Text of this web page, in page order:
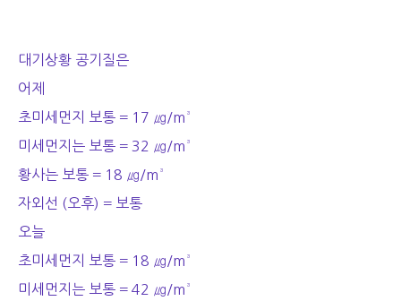
대기상황 공기질은
어제
초미세먼지 보통 = 17 ㎍/m³
미세먼지는 보통 = 32 ㎍/m³
황사는 보통 = 18 ㎍/m³
자외선 (오후) = 보통
오늘
초미세먼지 보통 = 18 ㎍/m³
미세먼지는 보통 = 42 ㎍/m³